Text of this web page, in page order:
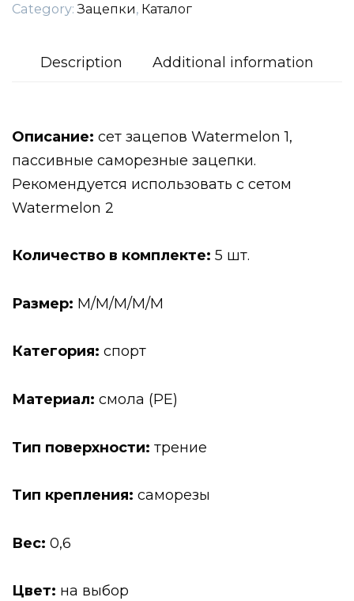
Category:Зацепки, Каталог
Description Additional information
Описание: сет зацепов Watermelon 1,
пассивные саморезные зацепки.
Рекомендуется использовать с сетом
Watermelon 2
Количество в комплекте: 5 шт.
Размер: M/M/M/M/M
Категория: спорт
Материал: смола (PE)
Тип поверхности: трение
Тип крепления: саморезы
Вес: 0,6
Цвет: на выбор